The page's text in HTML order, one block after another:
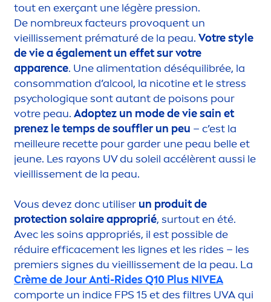
tout en exerçant une légère pression.
De nombreux facteurs provoquent un
vieillissement prématuré de la peau. Votre style
de vie a également un effet sur votre
apparence. Une alimentation déséquilibrée, la
consommation d’alcool, la nicotine et lestress
psychologique sont autant de poisons pour
votre peau. Adoptez un mode de vie sain et
prenez le temps de souffler un peu – c’est la
meilleure recette pour garder une peau belle et
jeune. Les rayons UV du soleil accélèrent aussi le
vieillissement de la peau.
Vous devez donc utiliser un produit de
protection solaire approprié, surtout en été.
Avec les soins appropriés, il est possible de
réduire efficacement les lignes et les rides – les
premiers signes du vieillissement de la peau. La
Crème de Jour Anti-Rides Q10 Plus NIVEA
comporte un indice FPS 15 et des filtres UVA qui